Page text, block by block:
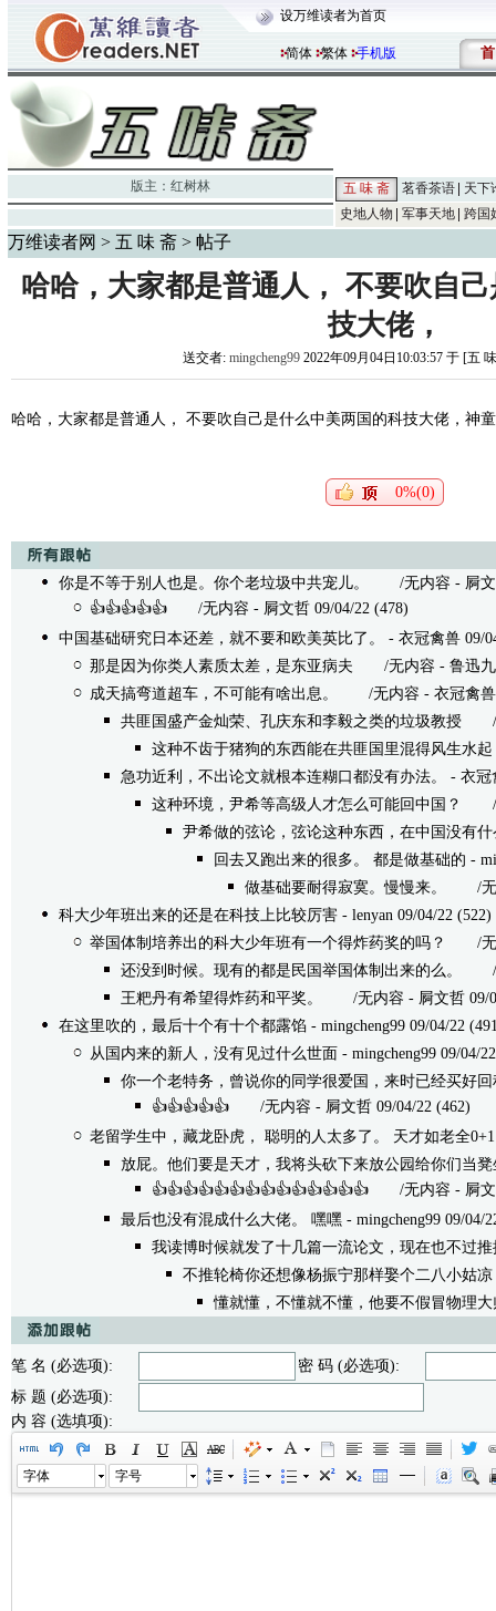
设万维读者为首页
简体 繁体 手机版 首
版主： 红树林 五 味 斋 茗香茶语
天下
史地人物
军事天地 跨国
万维读者网 > 五 味 斋 > 帖子
哈哈，大家都是普通人， 不要吹自
技大佬，
送交者: mingcheng992022年09月04日10:03:57 于 [五
哈哈，大家都是普通人， 不要吹自己是什么中美两国的科技大佬，神
0%(0)
你是不等于别人也是。你个老垃圾中共宠儿。
/无内容 - 屙文
👍👍👍👍👍 /无内容 - 屙文哲 09/04/22 (478)
中国基础研究日本还差，就不要和欧美英比了。
- 衣冠禽兽 09/
那是因为你类人素质太差，是东亚病夫 /无内容 - 鲁迅九
成天搞弯道超车，不可能有啥出息。
/无内容 - 衣冠禽兽
共匪国盛产金灿荣、孔庆东和李毅之类的垃圾教授 /无
这种不齿于猪狗的东西能在共匪国里混得风生水
急功近利，不出论文就根本连糊口都没有办法。
- 衣冠
这种环境，尹希等高级人才怎么可能回中国？
/无
尹希做的弦论，弦论这种东西，在中国没有
回去又跑出来的很多。 都是做基础的 -
做基础要耐得寂寞。慢慢来。
/无内
科大少年班出来的还是在科技上比较厉害 - lenyan 09/04/22 (522)
举国体制培养出的科大少年班有一个得炸药奖的吗？
/无内
还没到时候。现有的都是民国举国体制出来的么。
/无
王粑丹有希望得炸药和平奖。
/无内容 - 屙文哲 09/
在这里吹的，最后十个有十个都露馅 - mingcheng99 09/04/22
从国内来的新人，没有见过什么世面 - mingcheng99 09/04/
你一个老特务，曾说你的同学很爱国，来时已经买好
👍👍👍👍👍 /无内容 - 屙文哲 09/04/22 (462)
老留学生中，藏龙卧虎， 聪明的人太多了。 天才如老全
放屁。他们要是天才，我将头砍下来放公园给你们当凳
👍👍👍👍👍👍👍👍👍👍👍👍👍👍 /无内容 - 屙文
最后也没有混成什么大佬。 嘿嘿 - mingcheng99 09/04/
我读博时候就发了十几篇一流论文，现在也不过
不推轮椅你还想像杨振宁那样娶个二八小姑凉
懂就懂，不懂就不懂，他要不假冒物理
笔 名 (必选项):
密 码 (必选项):
标 题 (必选项):
内 容 (选填项):
字体 字号